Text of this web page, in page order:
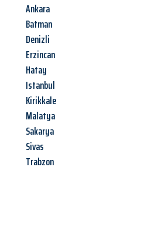
Ankara
Batman
Denizli
Erzincan
Hatay
Istanbul
Kirikkale
Malatya
Sakarya
Sivas
Trabzon